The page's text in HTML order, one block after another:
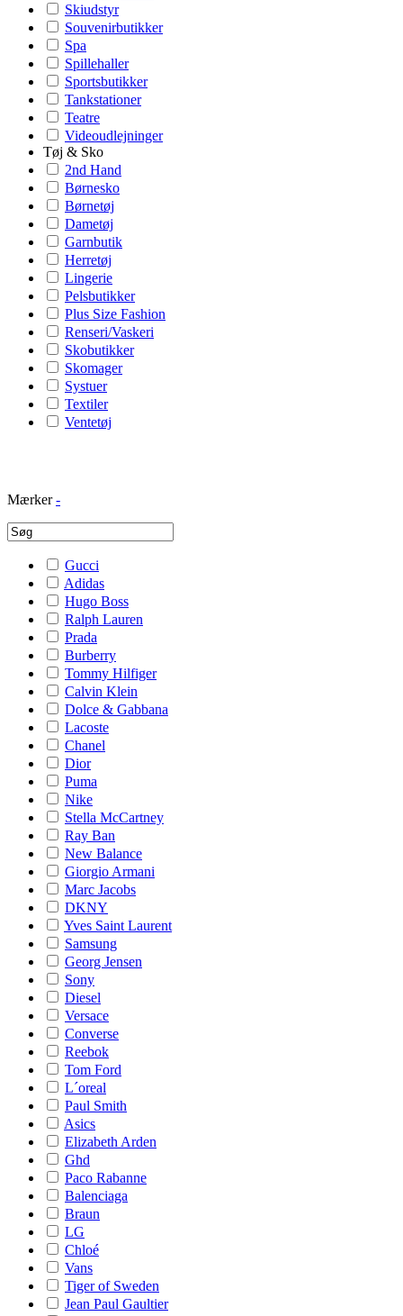
Skiudstyr
Souvenirbutikker
Spa
Spillehaller
Sportsbutikker
Tankstationer
Teatre
Videoudlejninger
Tøj & Sko
2nd Hand
Børnesko
Børnetøj
Dametøj
Garnbutik
Herretøj
Lingerie
Pelsbutikker
Plus Size Fashion
Renseri/Vaskeri
Skobutikker
Skomager
Systuer
Textiler
Ventetøj
Mærker -
Gucci
Adidas
Hugo Boss
Ralph Lauren
Prada
Burberry
Tommy Hilfiger
Calvin Klein
Dolce & Gabbana
Lacoste
Chanel
Dior
Puma
Nike
Stella McCartney
Ray Ban
New Balance
Giorgio Armani
Marc Jacobs
DKNY
Yves Saint Laurent
Samsung
Georg Jensen
Sony
Diesel
Versace
Converse
Reebok
Tom Ford
L´oreal
Paul Smith
Asics
Elizabeth Arden
Ghd
Paco Rabanne
Balenciaga
Braun
LG
Chloé
Vans
Tiger of Sweden
Jean Paul Gaultier